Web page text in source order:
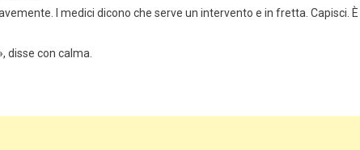
I medici dicono che serve un intervento e in fretta. Capisci. È
disse con calma.